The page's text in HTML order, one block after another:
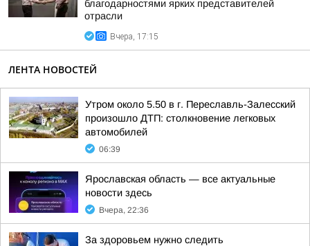
благодарностями ярких представителей
отрасли
Вчера, 17:15
ЛЕНТА НОВОСТЕЙ
Утром около 5.50 в г. Переславль-Залесский
произошло ДТП: столкновение легковых
автомобилей
06:39
Ярославская область — все актуальные
новости здесь
Вчера, 22:36
За здоровьем нужно следить